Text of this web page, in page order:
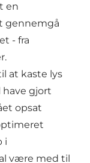
en
gennemgå
- fra
at kaste lys
have gjort
opsat
i
være med til